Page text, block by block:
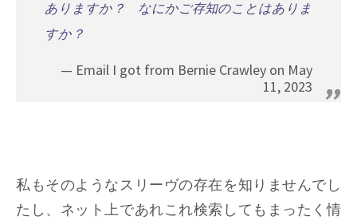
ありますか？ なにかご存知のことはありま
すか？
Email I got from Bernie Crawley on May
11, 2023
私もそのようなスリーヴの存在を知りませんでし
たし、ネット上であれこれ検索してもまったく情